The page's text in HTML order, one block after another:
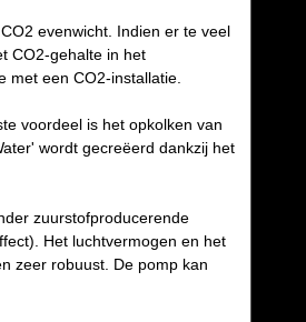
evenwicht. Indien er te veel
CO2-gehalte in het
met een CO2-installatie.
voordeel is het opkolken van
wordt gecreëerd dankzij het
zuurstofproducerende
Het luchtvermogen en het
zeer robuust. De pomp kan